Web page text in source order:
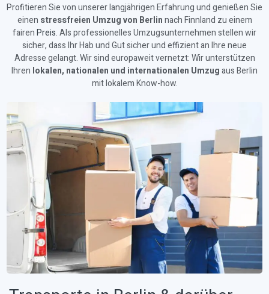
Profitieren Sie von unserer langjährigen Erfahrung und genießen Sie
einen stressfreien Umzug von Berlinnach Finnland zu einem
fairenPreis. Als professionelles Umzugsunternehmen stellen wir
sicher, dass Ihr Hab und Gut sicher und effizient an Ihre neue
Adresse gelangt. Wir sind europaweit vernetzt: Wir unterstützen
Ihren lokalen, nationalen und internationalen Umzugaus Berlin
mit lokalem Know-how.